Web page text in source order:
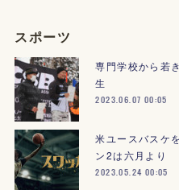
スポーツ
専門学校から若
生
2023.06.07 00:05
米ユースバスケ
ン2は六月より
2023.05.24 00:05